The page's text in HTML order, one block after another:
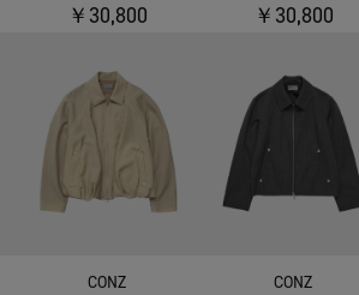
￥30,800 ￥30,800
CONZ CONZ